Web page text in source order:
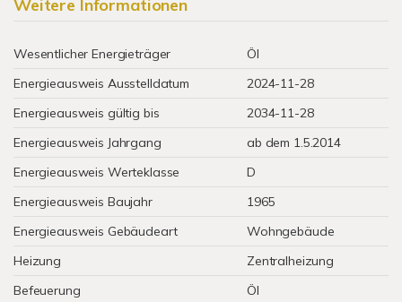
Weitere Informationen
Wesentlicher Energieträger
Öl
Energieausweis Ausstelldatum
2024-11-28
Energieausweis gültig bis
2034-11-28
Energieausweis Jahrgang
ab dem 1.5.2014
Energieausweis Werteklasse
D
Energieausweis Baujahr
1965
Energieausweis Gebäudeart
Wohngebäude
Heizung
Zentralheizung
Befeuerung
Öl